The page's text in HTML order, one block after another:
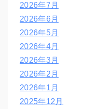
2026年7月
2026年6月
2026年5月
2026年4月
2026年3月
2026年2月
2026年1月
2025年12月